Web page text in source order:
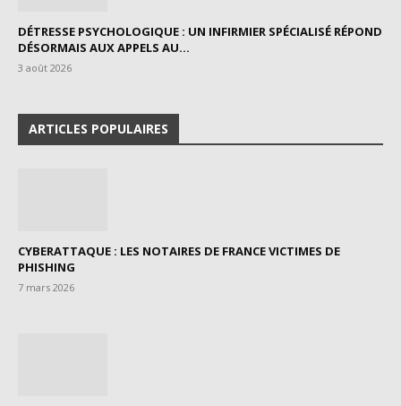
DÉTRESSE PSYCHOLOGIQUE : UN INFIRMIER SPÉCIALISÉ RÉPOND
DÉSORMAIS AUX APPELS AU...
3 août 2026
ARTICLES POPULAIRES
CYBERATTAQUE : LES NOTAIRES DE FRANCE VICTIMES DE
PHISHING
7 mars 2026